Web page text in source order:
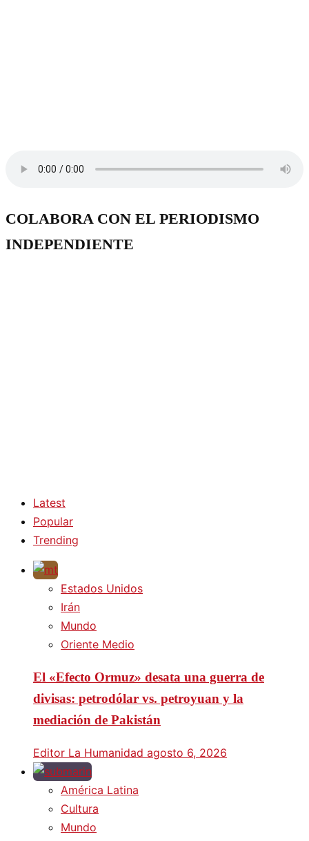
COLABORA CON EL PERIODISMO
INDEPENDIENTE
Latest
Popular
Trending
Estados Unidos
Irán
Mundo
Oriente Medio
El «Efecto Ormuz» desata una guerra de
divisas: petrodólar vs. petroyuan y la
mediación de Pakistán
Editor La Humanidad agosto 6, 2026
América Latina
Cultura
Mundo